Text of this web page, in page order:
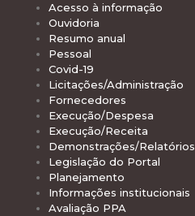
Acesso à informação
Ouvidoria
Resumo anual
Pessoal
Covid-19
Licitações/Administração
Fornecedores
Execução/Despesa
Execução/Receita
Demonstrações/Relatórios
Legislação do Portal
Planejamento
Informações institucionais
Avaliação PPA